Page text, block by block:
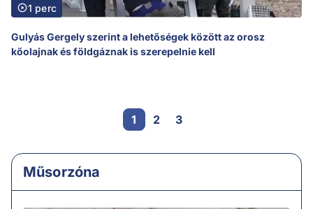
1 perc
Gulyás Gergely szerint a lehetőségek között az orosz
kőolajnak és földgáznak is szerepelnie kell
1 2 3
Műsorzóna